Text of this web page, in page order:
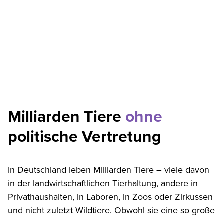
Milliarden Tiere ohne
politische Vertretung
In Deutschland leben Milliarden Tiere – viele davon
in der landwirtschaftlichen Tierhaltung, andere in
Privathaushalten, in Laboren, in Zoos oder Zirkussen
und nicht zuletzt Wildtiere. Obwohl sie eine so große